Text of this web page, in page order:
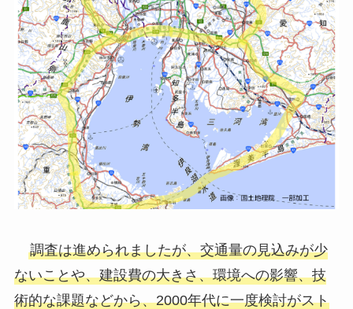
調査は進められましたが、交通量の見込みが少
ないことや、建設費の大きさ、環境への影響、技
術的な課題などから、2000年代に一度検討がスト